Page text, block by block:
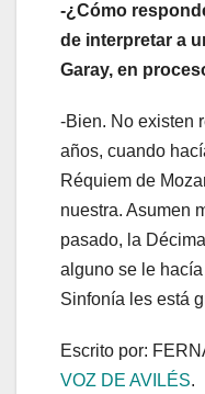
-¿Cómo
de interpretar a
Garay, en
-Bien. No existen
años, cuando
Réquiem de
nuestra. Asumen
pasado, la
alguno se le
Sinfonía les está
Escrito por:
VOZ DE AVILÉS.